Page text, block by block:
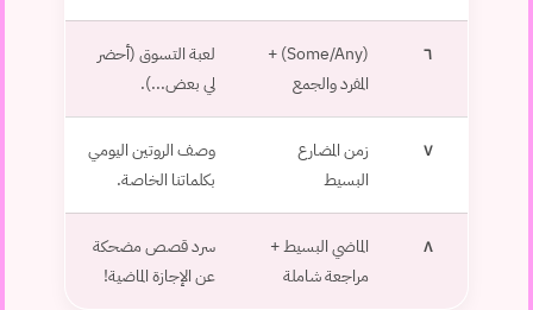
٦
(Some/Any) +
المفرد والجمع
لعبة التسوق (أحضر
لي بعض...).
٧
زمن المضارع
البسيط
وصف الروتين اليومي
بكلماتنا الخاصة.
٨
الماضي البسيط +
مراجعة شاملة
سرد قصص مضحكة
عن الإجازة الماضية!